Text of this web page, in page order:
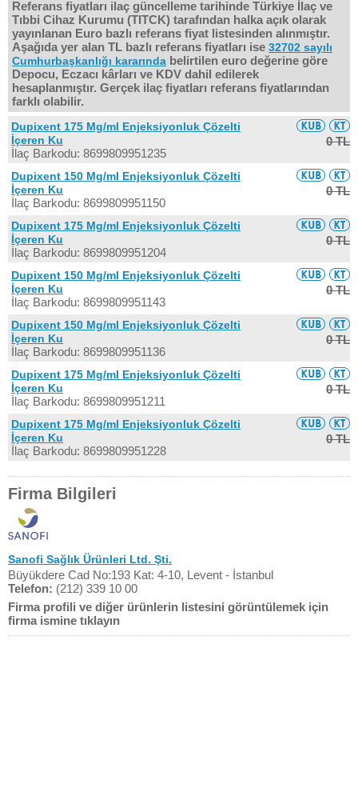
Referans fiyatları ilaç güncelleme tarihinde Türkiye İlaç ve
Tıbbi Cihaz Kurumu (TITCK) tarafından halka açık olarak
yayınlanan Euro bazlı referans fiyat listesinden alınmıştır.
Aşağıda yer alan TL bazlı referans fiyatları ise 32702 sayılı
Cumhurbaşkanlığı kararında belirtilen euro değerine göre
Depocu, Eczacı kârları ve KDV dahil edilerek
hesaplanmıştır. Gerçek ilaç fiyatları referans fiyatlarından
farklı olabilir.
Dupixent 175 Mg/ml Enjeksiyonluk Çözelti
İçeren Ku
İlaç Barkodu: 8699809951235
0 TL
Dupixent 150 Mg/ml Enjeksiyonluk Çözelti
İçeren Ku
İlaç Barkodu: 8699809951150
0 TL
Dupixent 175 Mg/ml Enjeksiyonluk Çözelti
İçeren Ku
İlaç Barkodu: 8699809951204
0 TL
Dupixent 150 Mg/ml Enjeksiyonluk Çözelti
İçeren Ku
İlaç Barkodu: 8699809951143
0 TL
Dupixent 150 Mg/ml Enjeksiyonluk Çözelti
İçeren Ku
İlaç Barkodu: 8699809951136
0 TL
Dupixent 175 Mg/ml Enjeksiyonluk Çözelti
İçeren Ku
İlaç Barkodu: 8699809951211
0 TL
Dupixent 175 Mg/ml Enjeksiyonluk Çözelti
İçeren Ku
İlaç Barkodu: 8699809951228
0 TL
Firma Bilgileri
Sanofi Sağlık Ürünleri Ltd. Şti.
Büyükdere Cad No:193 Kat: 4-10, Levent - İstanbul
Telefon: (212) 339 10 00
Firma profili ve diğer ürünlerin listesini görüntülemek için
firma ismine tıklayın